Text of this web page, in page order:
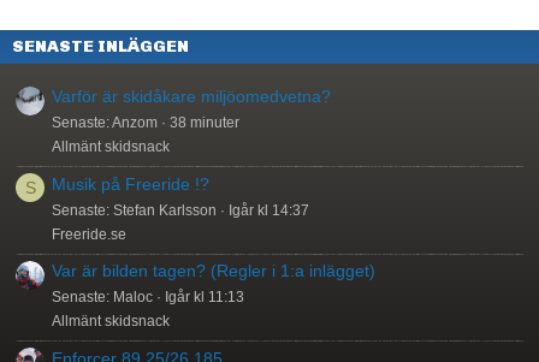
SENASTE INLÄGGEN
Varför är skidåkare miljöomedvetna?
Senaste: Anzom
38 minuter
Allmänt skidsnack
S Musik på Freeride !?
Senaste: Stefan Karlsson
Igår kl 14:37
Freeride.se
Var är bilden tagen? (Regler i 1:a inlägget)
Senaste: Maloc
Igår kl 11:13
Allmänt skidsnack
Enforcer 89 25/26 185